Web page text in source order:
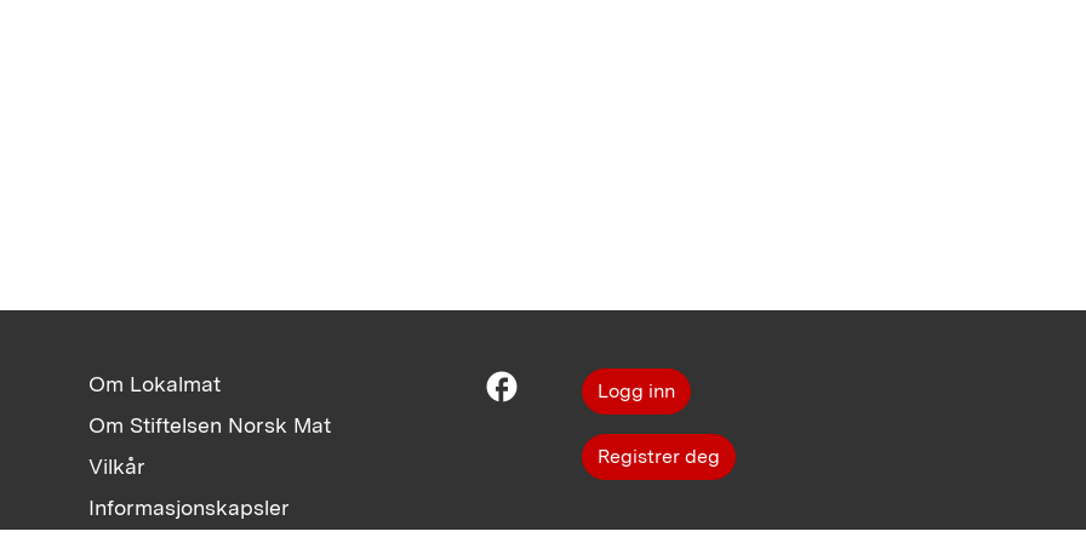
Om Lokalmat
Om Stiftelsen Norsk Mat
Vilkår
Informasjonskapsler
facebook Logg inn
Registrer deg